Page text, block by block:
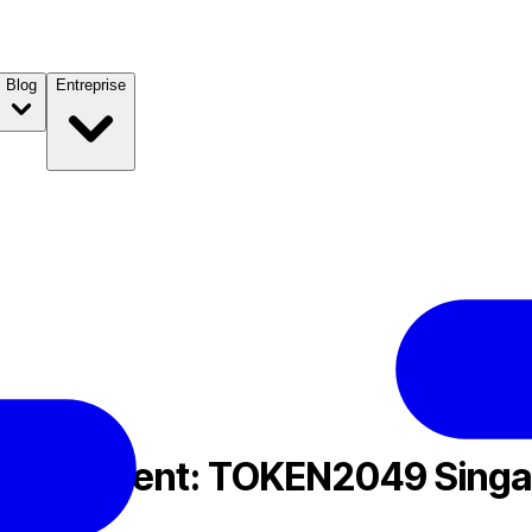
Blog Entreprise
Event: TOKEN2049